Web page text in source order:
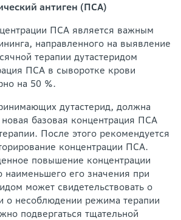
антиген (ПСА)
ПСА является важным
направленного на выявление
терапии дутастеридом
ПСА в сыворотке крови
на 50 %.
дутастерид, должна
новая базовая концентрация ПСА
После этого рекомендуется
концентрации ПСА.
повышение концентрации
наименьшего его значения при
может свидетельствовать о
о несоблюдении режима терапии
подвергаться тщательной